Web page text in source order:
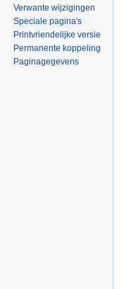
Verwante wijzigingen
Speciale pagina's
Printvriendelijke versie
Permanente koppeling
Paginagegevens